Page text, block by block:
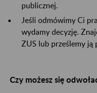
publicznej.
Jeśli odmówimy Ci
wydamy decyzję.
ZUS lub prześlemy ją
Czy możesz się